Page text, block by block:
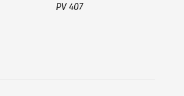
PV 407